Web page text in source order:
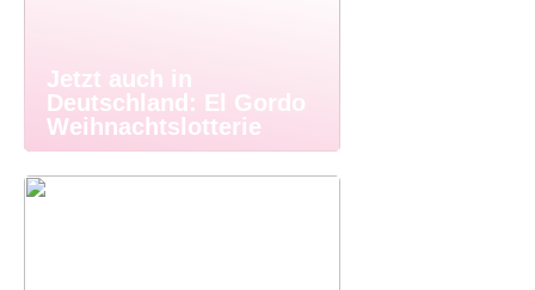
Jetzt auch in
Deutschland: El Gordo
Weihnachtslotterie